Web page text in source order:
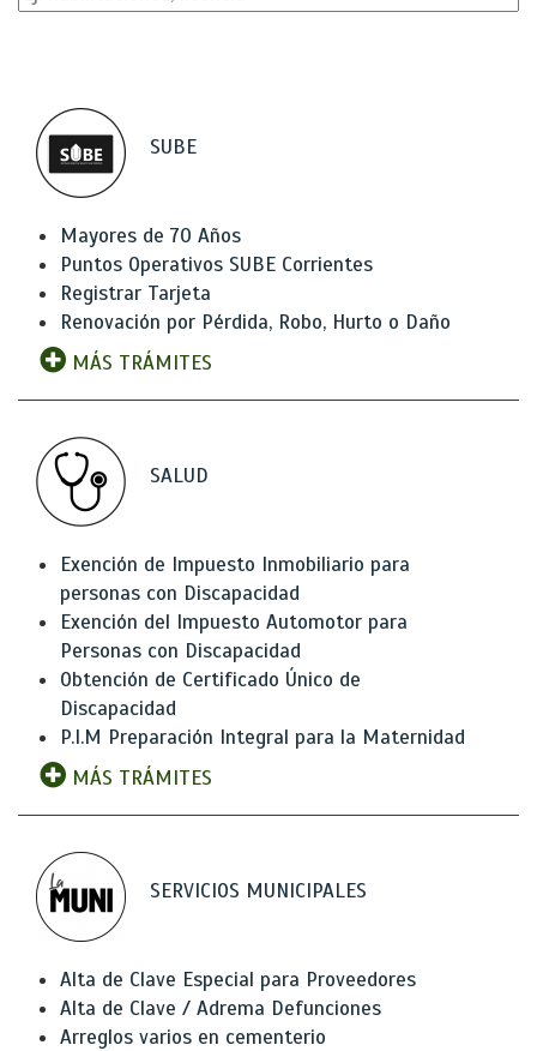
SUBE
Mayores de 70 Años
Puntos Operativos SUBE Corrientes
Registrar Tarjeta
Renovación por Pérdida, Robo, Hurto o Daño
MÁS TRÁMITES
SALUD
Exención de Impuesto Inmobiliario para
personas con Discapacidad
Exención del Impuesto Automotor para
Personas con Discapacidad
Obtención de Certificado Único de
Discapacidad
P.I.M Preparación Integral para la Maternidad
MÁS TRÁMITES
SERVICIOS MUNICIPALES
Alta de Clave Especial para Proveedores
Alta de Clave / Adrema Defunciones
Arreglos varios en cementerio